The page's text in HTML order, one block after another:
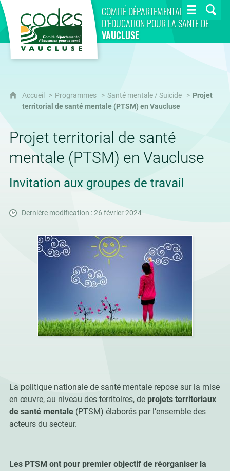
COMITÉ DÉPARTEMENTAL
D’ÉDUCATION POUR LA SANTÉ DE
VAUCLUSE
CoDES 84
Accueil Programmes Santé mentale / Suicide
Projet
territorial de santé mentale (PTSM) en Vaucluse
Projet territorial de santé
mentale (PTSM) en Vaucluse
Invitation aux groupes de travail
Dernière modification : 26 février 2024
La politique nationale de santé mentale repose sur la mise
en œuvre, au niveau des territoires, de projets territoriaux
de santé mentale(PTSM) élaborés par l’ensemble des
acteurs du secteur.
Les PTSM ont pour premier objectif de réorganiser la